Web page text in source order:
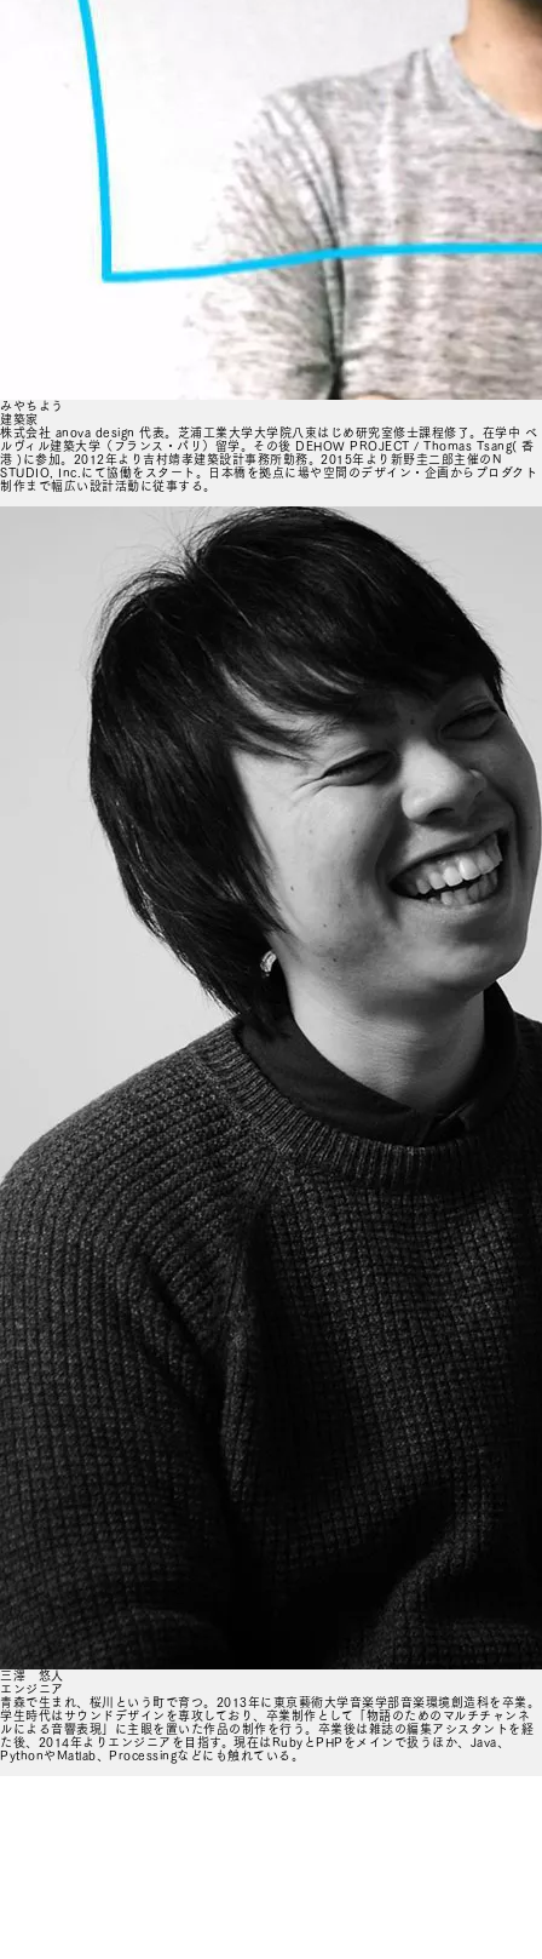
みやちよう
建築家
株式会社 anova design 代表。芝浦工業大学大学院八束はじめ研究室修士課程修了。在学中 ベ
ルヴィル建築大学（フランス・パリ）留学。その後 DEHOW PROJECT / Thomas Tsang( 香
港 )に参加。2012年より吉村靖孝建築設計事務所勤務。2015年より新野圭二郎主催のN
STUDIO, Inc.にて協働をスタート。日本橋を拠点に場や空間のデザイン・企画からプロダクト
制作まで幅広い設計活動に従事する。
三澤 悠人
エンジニア
青森で生まれ、桜川という町で育つ。2013年に東京藝術大学音楽学部音楽環境創造科を卒業。
学生時代はサウンドデザインを専攻しており、卒業制作として「物語のためのマルチチャンネ
ルによる音響表現」に主眼を置いた作品の制作を行う。卒業後は雑誌の編集アシスタントを経
た後、2014年よりエンジニアを目指す。現在はRubyとPHPをメインで扱うほか、Java、
PythonやMatlab、Processingなどにも触れている。